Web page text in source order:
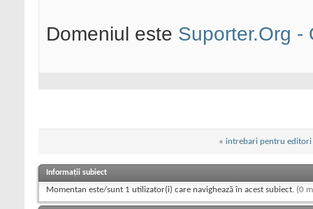
Domeniul este Suporter.Org -
« intrebari pentru editori
Informații subiect
Momentan este/sunt 1 utilizator(i) care navighează în acest subiect. (0